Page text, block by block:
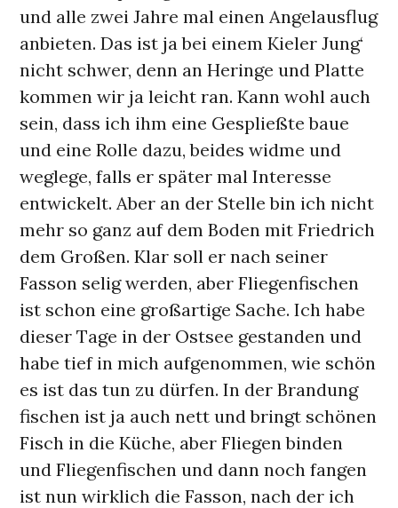
und alle zwei Jahre mal einen Angelausflug
anbieten. Das ist ja bei einem Kieler Jung‘
nicht schwer, denn an Heringe und Platte
kommen wir ja leicht ran. Kann wohl auch
sein, dass ich ihm eine Gespließte baue
und eine Rolle dazu, beides widme und
weglege, falls er später mal Interesse
entwickelt. Aber an der Stelle bin ich nicht
mehr so ganz auf dem Boden mit Friedrich
dem Großen. Klar soll er nach seiner
Fasson selig werden, aber Fliegenfischen
ist schon eine großartige Sache. Ich habe
dieser Tage in der Ostsee gestanden und
habe tief in mich aufgenommen, wie schön
es ist das tun zu dürfen. In der Brandung
fischen ist ja auch nett und bringt schönen
Fisch in die Küche, aber Fliegen binden
und Fliegenfischen und dann noch fangen
ist nun wirklich die Fasson, nach der ich